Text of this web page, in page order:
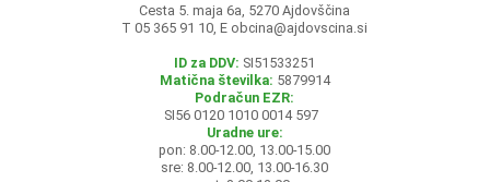
Cesta 5. maja 6a, 5270 Ajdovščina
T 05 365 91 10, E obcina@ajdovscina.si
ID za DDV: SI51533251
Matična številka: 5879914
Podračun EZR:
SI56 0120 1010 0014 597
Uradne ure:
pon: 8.00-12.00, 13.00-15.00
sre: 8.00-12.00, 13.00-16.30